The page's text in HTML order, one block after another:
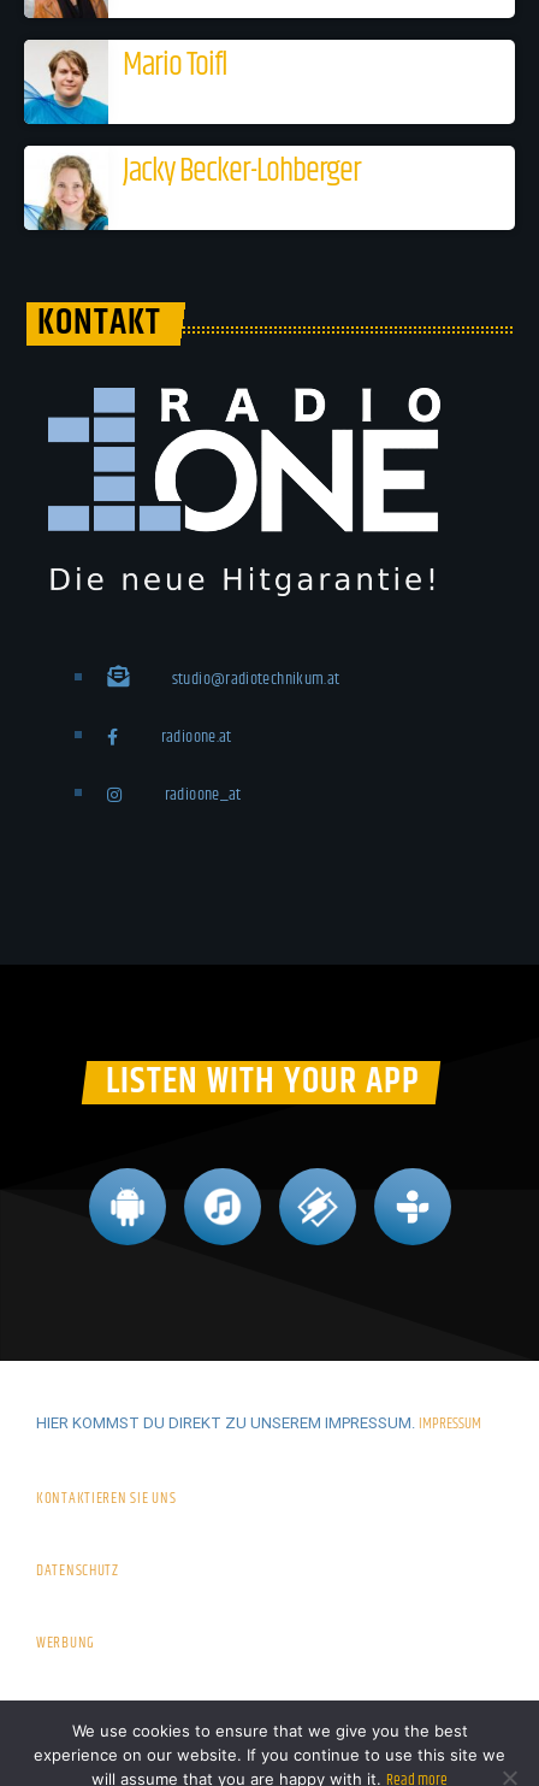
Mario Toifl
Jacky Becker-Lohberger
KONTAKT
studio@radiotechnikum.at
radioone.at
radioone_at
LISTEN WITH YOUR APP
HIER KOMMST DU DIREKT ZU UNSEREM IMPRESSUM. IMPRESSUM
KONTAKTIEREN SIE UNS
DATENSCHUTZ
WERBUNG
We use cookies to ensure that we give you the best
experience on our website. If you continue to use this site we
will assume that you are happy with it. Read more